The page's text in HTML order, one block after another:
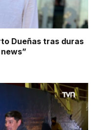
Dueñas tras duras